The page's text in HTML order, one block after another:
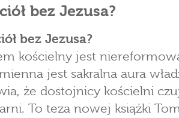
bez Jezusa?
bez Jezusa?
kościelny jest
jest sakralna aura
że dostojnicy kościelni
To teza nowej książki